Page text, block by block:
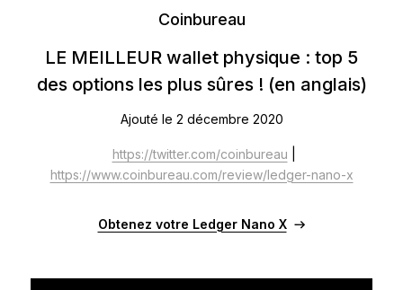
Ledger NanoClassics
Wallets physiques
Bundles et packs
Solutions de récupération
Coinbureau
LE MEILLEUR wallet physique : top 5
des options les plus sûres ! (en anglais)
Ajouté le 2 décembre 2020
https://twitter.com/coinbureau
https://www.coinbureau.com/review/ledger-nano-x
Obtenez votre Ledger Nano X